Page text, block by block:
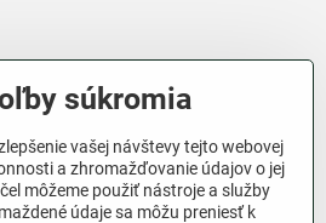
súkromia
vašej návštevy tejto webovej
a zhromažďovanie údajov o jej
môžeme použiť nástroje a služby
údaje sa môžu preniesť k